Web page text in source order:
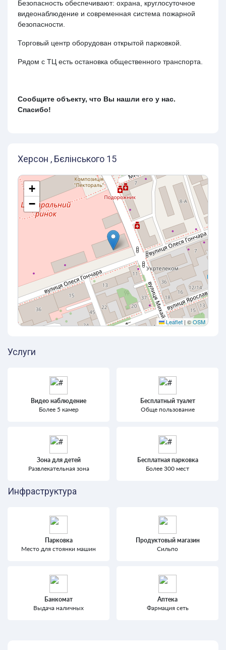
Безопасность обеспечивают: охрана, круглосуточное
видеонаблюдение и современная система пожарной
безопасности.
Торговый центр оборудован открытой парковкой.
Рядом с ТЦ есть остановка общественного транспорта.
Сообщите объекту, что Вы нашли его у нас.
Спасибо!
Херсон , Бєлінського 15
+
−
Leaflet | ©OSM
Услуги
Видео наблюдение
Более 5 камер
Бесплатный туалет
Обще пользование
Зона для детей
Развлекательная зона
Бесплатная парковка
Более 300 мест
Инфраструктура
Парковка
Место для стоянки машин
Продуктовый магазин
Сильпо
Банкомат
Выдача наличных
Аптека
Фармация сеть